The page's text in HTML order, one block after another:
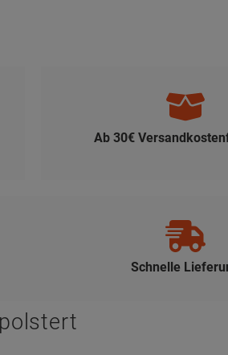
Ab 30€
Schnelle